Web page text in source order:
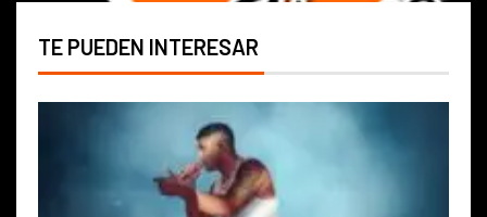
TE PUEDEN INTERESAR